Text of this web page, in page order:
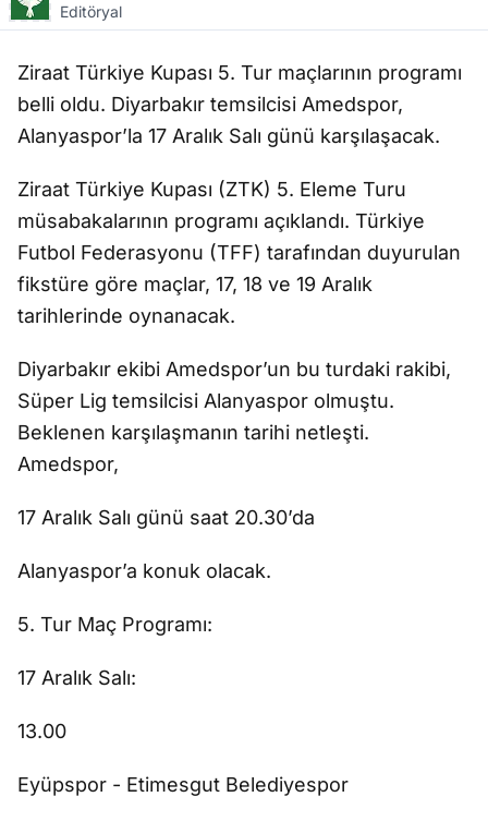
Editöryal
Ziraat Türkiye Kupası 5. Tur maçlarının programı
belli oldu. Diyarbakır temsilcisi Amedspor,
Alanyaspor’la 17 Aralık Salı günü karşılaşacak.
Ziraat Türkiye Kupası (ZTK) 5. Eleme Turu
müsabakalarının programı açıklandı. Türkiye
Futbol Federasyonu (TFF) tarafından duyurulan
fikstüre göre maçlar, 17, 18 ve 19 Aralık
tarihlerinde oynanacak.
Diyarbakır ekibi Amedspor’un bu turdaki rakibi,
Süper Lig temsilcisi Alanyaspor olmuştu.
Beklenen karşılaşmanın tarihi netleşti.
Amedspor,
17 Aralık Salı günü saat 20.30’da
Alanyaspor’a konuk olacak.
5. Tur Maç Programı:
17 Aralık Salı:
13.00
Eyüpspor - Etimesgut Belediyespor